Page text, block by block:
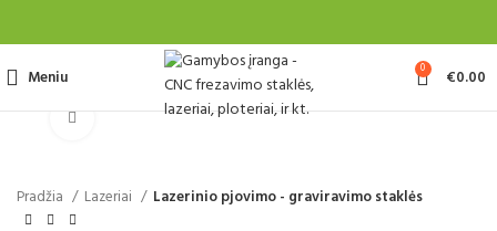
Meniu 0 €0.00
Spustelėkite, jei norite padidinti
Pradžia Lazeriai Lazerinio pjovimo - graviravimo staklės